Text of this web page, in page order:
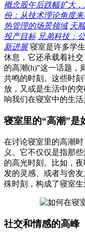
概念股午后跌幅扩大
份：从技术理论角度
热管理的场景领域 天
投产目标 兄弟科技：
新进展寝室是许多学
休息，它还承载着社
的高潮(h)”这一话题，
共鸣的时刻。这些时
放，又或是生活中的
响我们在寝室中的生活
寝室里的“高潮”是
在讨论寝室里的高潮
义。它不仅仅是指那
的高光时刻。比如，
发的灵感、或者与舍
殊时刻，构成了寝室生
社交和情感的高峰